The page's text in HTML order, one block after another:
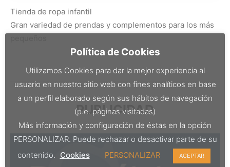
Tienda de ropa infantil
Gran variedad de prendas y complementos para los más
PUBLICIDAD
Política de Cookies
Utilizamos Cookies para dar la mejor experiencia al
usuario en nuestro sitio web con fines analíticos en base
a un perfil elaborado según sus hábitos de navegación
(p.e. páginas visitadas)
Más información y configuración de éstas en la opción
PERSONALIZAR. Puede rechazar o desactivar parte de su
contenido. Cookies PERSONALIZAR ACEPTAR